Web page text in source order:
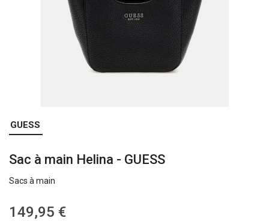
Skip
to
beginning
the
gallery
GUESS
Sac à main Helina - GUESS
Sacs à main
149,95 €